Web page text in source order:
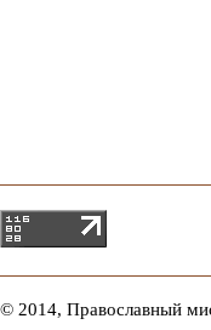
© 2014, Православный